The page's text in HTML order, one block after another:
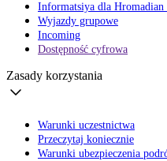
Informatsiya dla
Wyjazdy grupowe
Incoming
Dostępność cyfrowa
Zasady korzystania
Warunki uczestnictwa
Przeczytaj koniecznie
Warunki ubezpieczenia